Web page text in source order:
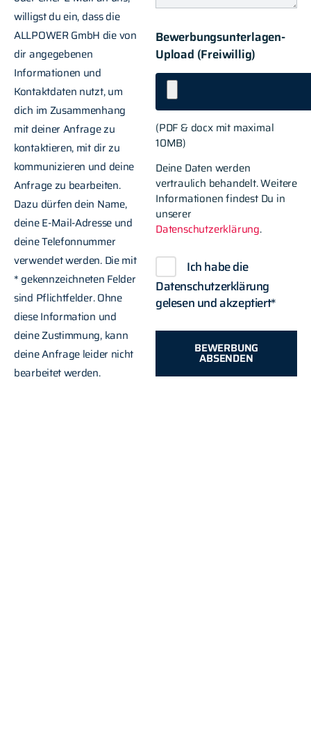
willigst du ein, dass die
ALLPOWER GmbH die von
dir angegebenen
Informationen und
Kontaktdaten nutzt, um
dich im Zusammenhang
mit deiner Anfrage zu
kontaktieren, mit dir zu
kommunizieren und deine
Anfrage zu bearbeiten.
Dazu dürfen dein Name,
deine E-Mail-Adresse und
deine Telefonnummer
verwendet werden. Die mit
* gekennzeichneten Felder
sind Pflichtfelder. Ohne
diese Information und
deine Zustimmung, kann
deine Anfrage leider nicht
bearbeitet werden.
Bewerbungsunterlagen-
Upload (Freiwillig)
(PDF & docx mit maximal
10MB)
Deine Daten werden
vertraulich behandelt. Weitere
Informationen findest Du in
unserer
Datenschutzerklärung.
Ich habe die
Datenschutzerklärung
gelesen und akzeptiert*
BEWERBUNG
ABSENDEN